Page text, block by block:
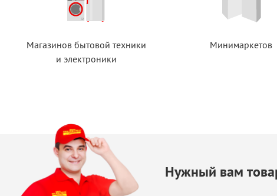
Магазинов бытовой техники
и электроники
Минимаркетов
Нужный вам